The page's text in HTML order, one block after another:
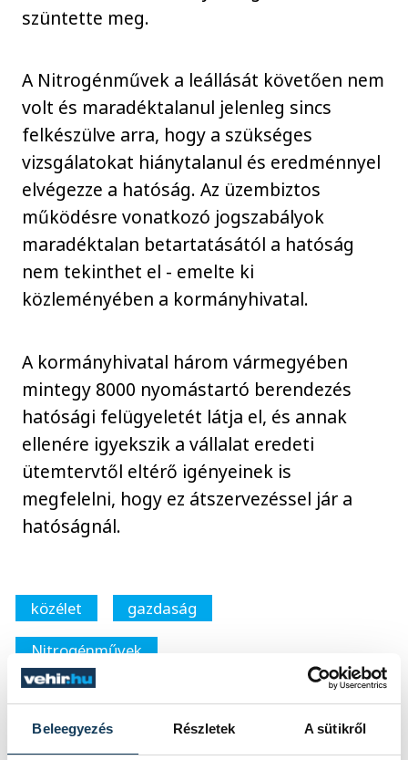
Beleegyezés Részletek A sütikről
szüntette meg.
A Nitrogénművek a leállását követően nem
volt és maradéktalanul jelenleg sincs
felkészülve arra, hogy a szükséges
vizsgálatokat hiánytalanul és eredménnyel
elvégezze a hatóság. Az üzembiztos
működésre vonatkozó jogszabályok
maradéktalan betartatásától a hatóság
nem tekinthet el - emelte ki
közleményében a kormányhivatal.
A kormányhivatal három vármegyében
mintegy 8000 nyomástartó berendezés
hatósági felügyeletét látja el, és annak
ellenére igyekszik a vállalat eredeti
ütemtervtől eltérő igényeinek is
megfelelni, hogy ez átszervezéssel jár a
hatóságnál.
közélet
gazdaság
Nitrogénművek